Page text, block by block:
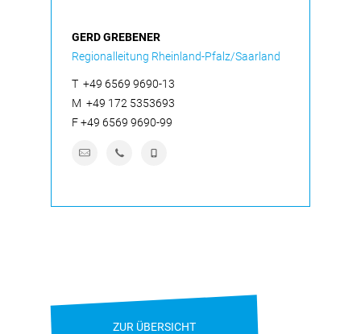
GERD GREBENER
Regionalleitung Rheinland-Pfalz/Saarland
T +49 6569 9690-13
M +49 172 5353693
F+49 6569 9690-99
ZUR ÜBERSICHT